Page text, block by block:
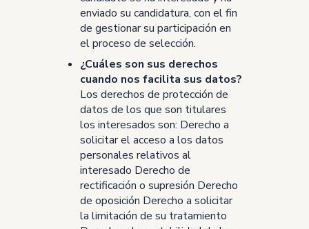
enviado su candidatura, con el fin
de gestionar su participación en
el proceso de selección.
¿Cuáles son sus derechos
cuando nos facilita sus datos?
Los derechos de protección de
datos de los que son titulares
los interesados son: Derecho a
solicitar el acceso a los datos
personales relativos al
interesado Derecho de
rectificación o supresión Derecho
de oposición Derecho a solicitar
la limitación de su tratamiento